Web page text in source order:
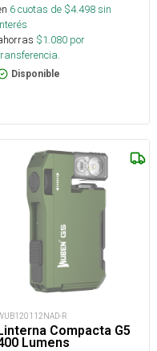
6cuotas de $4.498sin
$1.080 por
Disponible
R
Compacta G5
Lumens